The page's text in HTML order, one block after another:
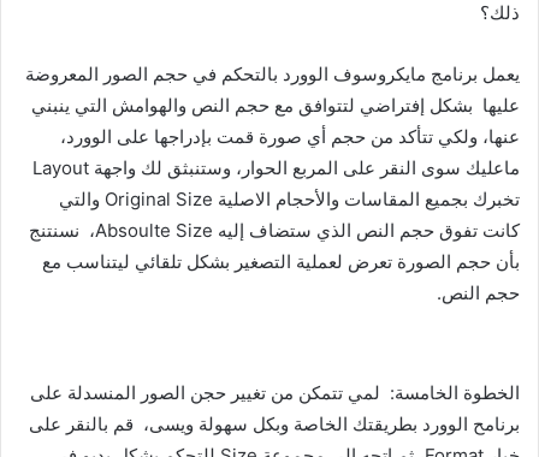
ذلك؟
يعمل برنامج مايكروسوف الوورد بالتحكم في حجم الصور المعروضة
عليها بشكل إفتراضي لتتوافق مع حجم النص والهوامش التي ينبني
عنها، ولكي تتأكد من حجم أي صورة قمت بإدراجها على الوورد،
تخبرك بجميع المقاسات والأحجام الاصلية Original Size والتي
كانت تفوق حجم النص الذي ستضاف إليه Absoulte Size، نسنتنج
بأن حجم الصورة تعرض لعملية التصغير بشكل تلقائي ليتناسب مع
حجم النص.
الخطوة الخامسة: لمي تتمكن من تغيير حجن الصور المنسدلة على
برنامح الوورد بطريقتك الخاصة وبكل سهولة ويسى، قم بالنقر على